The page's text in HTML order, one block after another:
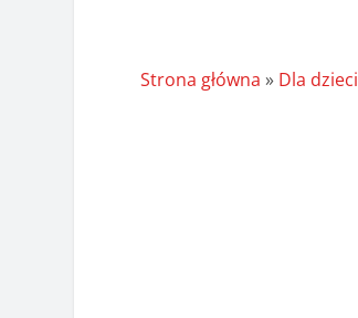
Strona główna » Dla dzieci